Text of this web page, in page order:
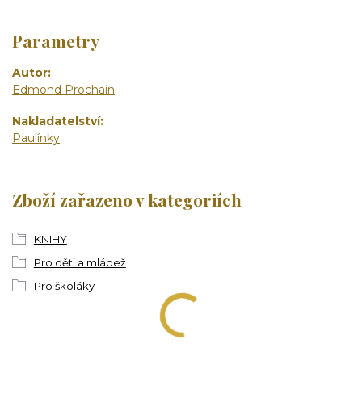
Parametry
Autor
Edmond Prochain
Nakladatelství
Paulínky
Zboží zařazeno v kategoriích
KNIHY
Pro děti a mládež
Pro školáky